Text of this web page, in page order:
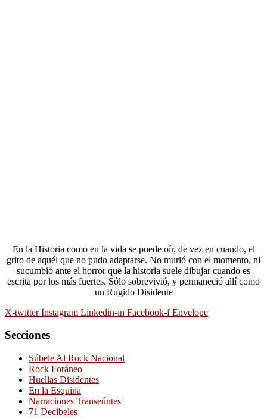
En la Historia como en la vida se puede oír, de vez en cuando, el
grito de aquél que no pudo adaptarse. No murió con el momento, ni
sucumbió ante el horror que la historia suele dibujar cuando es
escrita por los más fuertes. Sólo sobrevivió, y permaneció allí como
un Rugido Disidente
X-twitter Instagram Linkedin-in Facebook-f Envelope
Secciones
Súbele Al Rock Nacional
Rock Foráneo
Huellas Disidentes
En la Esquina
Narraciones Transeúntes
71 Decibeles